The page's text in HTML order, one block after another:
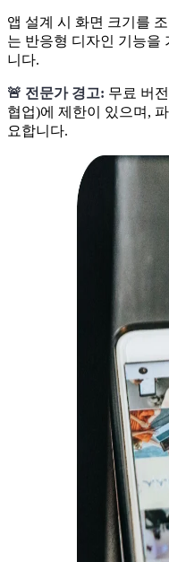
앱 설계 시 화면 크기를
는 반응형 디자인 기능을
니다.
🚨 전문가 경고: 무료 버
협업)에 제한이 있으며,
요합니다.